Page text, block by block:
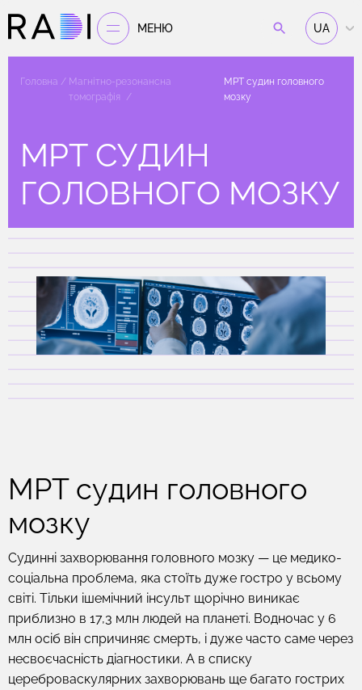
МЕНЮ UA
Головна
Магнітно-резонансна
томографія
МРТ судин головного
мозку
МРТ СУДИН
ГОЛОВНОГО МОЗКУ
МРТ судин головного
мозку
Судинні захворювання головного мозку — це медико-
соціальна проблема, яка стоїть дуже гостро у всьому
світі. Тільки ішемічний інсульт щорічно виникає
приблизно в 17,3 млн людей на планеті. Водночас у 6
млн осіб він спричиняє смерть, і дуже часто саме через
несвоєчасність діагностики. А в списку
цереброваскулярних захворювань ще багато гострих